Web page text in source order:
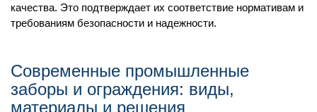
качества. Это подтверждает их соответствие нормативам и
требованиям безопасности и надежности.
Современные промышленные
заборы и ограждения: виды,
материалы и решения